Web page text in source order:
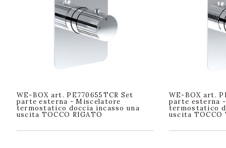
WE-BOX art. PE770655TCR Set
parte esterna - Miscelatore
termostatico doccia incasso una
uscita TOCCO RIGATO
WE-BOX art.
parte esterna
termostatico
uscita